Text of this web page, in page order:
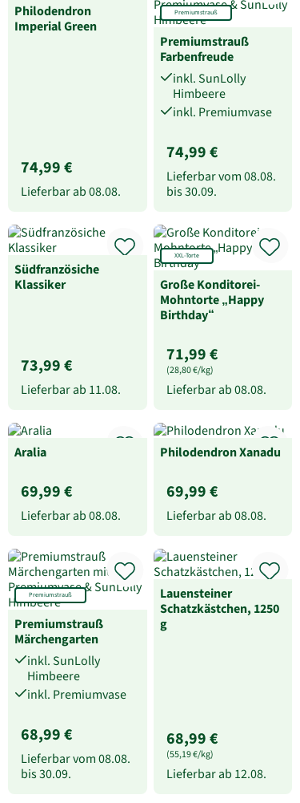
Philodendron
Imperial Green
74,99 €
Lieferbar ab08.08.
Premiumstrauß
Premiumstrauß
Farbenfreude
inkl. SunLolly
Himbeere
inkl. Premiumvase
74,99 €
Lieferbar vom08.08.
bis30.09.
Südfranzösiche
Klassiker
73,99 €
Lieferbar ab 11.08.
XXL-Torte
Große Konditorei-
Mohntorte „Happy
Birthday“
71,99 €
(28,80 €/kg)
Lieferbar ab08.08.
Aralia
69,99 €
Lieferbar ab08.08.
Philodendron Xanadu
69,99 €
Lieferbar ab08.08.
Premiumstrauß
Premiumstrauß
Märchengarten
inkl. SunLolly
Himbeere
inkl. Premiumvase
68,99 €
Lieferbar vom08.08.
bis30.09.
Lauensteiner
Schatzkästchen, 1250
g
68,99 €
(55,19 €/kg)
Lieferbar ab 12.08.